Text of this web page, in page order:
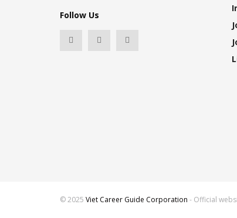
Follow Us
© 2025 Viet Career Guide Corporation - Official